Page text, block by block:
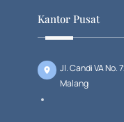
Kantor Pusat
Jl. Candi VA No.
Malang